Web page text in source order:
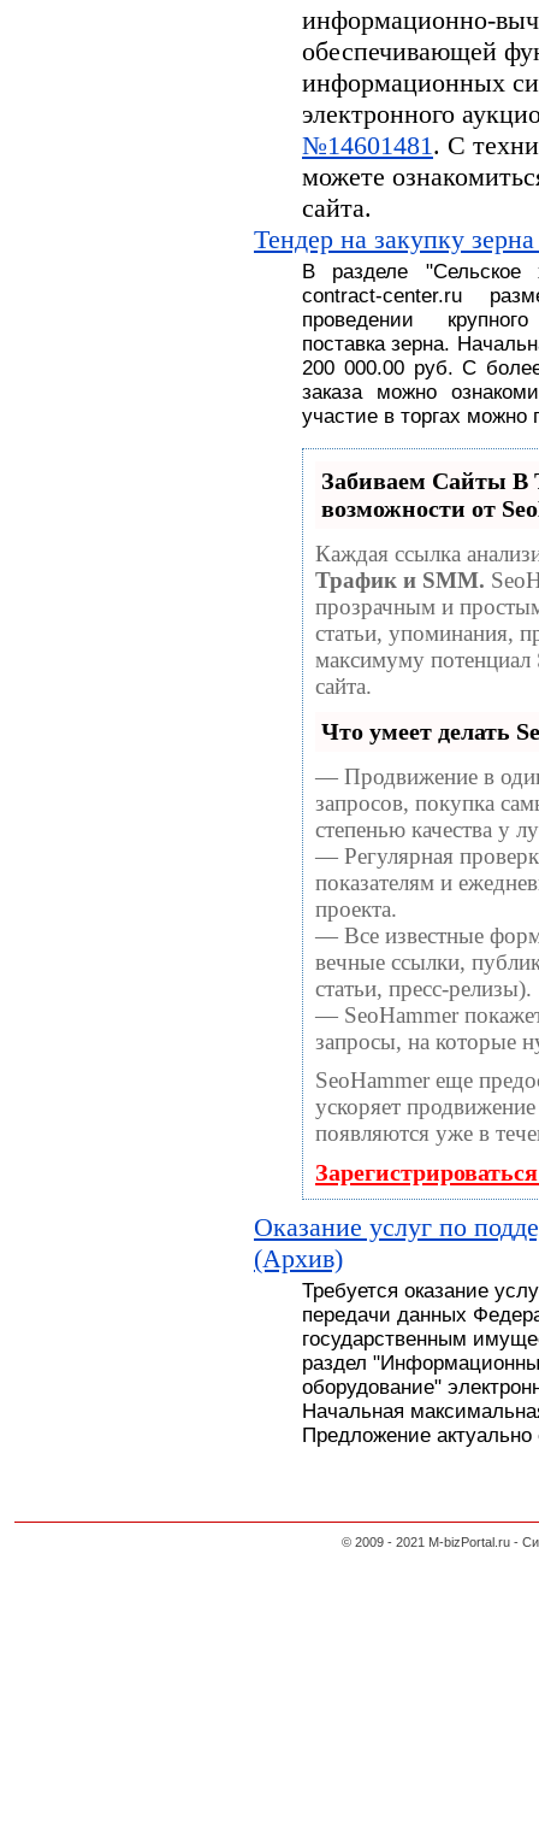
информационно-
обеспечивающей
информационных
электронного
№14601481. С
можете
сайта.
Тендер на закупку
В разделе "Сельское
contract-center.ru
проведении
поставказерна. На
200 000.00 руб. С
заказа можно
участие в торгах можно
Забиваем Сайты
возможности от
Каждая ссылка
Трафик и SMM.
прозрачным и
статьи, упоминания,
максимуму
сайта.
Что умеет делать
— Продвижение в
запросов, покупка
степенью качества у
— Регулярная
показателям и
проекта.
— Все известные
вечные ссылки,
статьи, пресс-релизы).
— SeoHammer
запросы, на которые
SeoHammer еще
ускоряет
появляются уже в
Оказание услуг по
(Архив)
Требуется оказание
передачи данных
государственным
раздел
оборудование"
Начальная
Предложение
© 2009 - 2021 M-bizPortal.ru -